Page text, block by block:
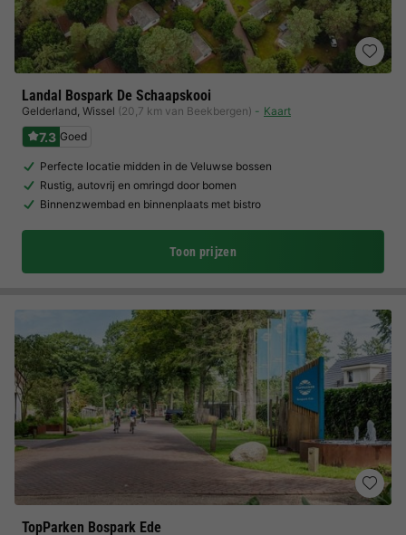
Landal Bospark De Schaapskooi
Gelderland, Wissel (20,7 km van Beekbergen) Kaart
7.3 Goed
Perfecte locatie midden in de Veluwse bossen
Rustig, autovrij en omringd door bomen
Binnenzwembad en binnenplaats met bistro
Toon prijzen
TopParken Bospark Ede